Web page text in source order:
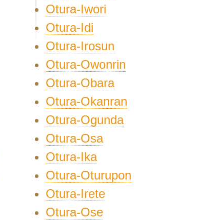
Otura-Iwori
Otura-Idi
Otura-Irosun
Otura-Owonrin
Otura-Obara
Otura-Okanran
Otura-Ogunda
Otura-Osa
Otura-Ika
Otura-Oturupon
Otura-Irete
Otura-Ose